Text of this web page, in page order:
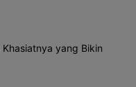
yang Bikin